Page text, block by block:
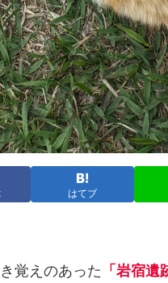
はてブ
覚えのあった 「岩宿遺